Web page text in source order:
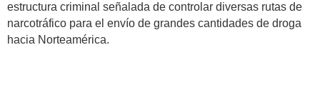
estructura criminal señalada de controlar diversas rutas de
narcotráfico para el envío de grandes cantidades de droga
hacia Norteamérica.